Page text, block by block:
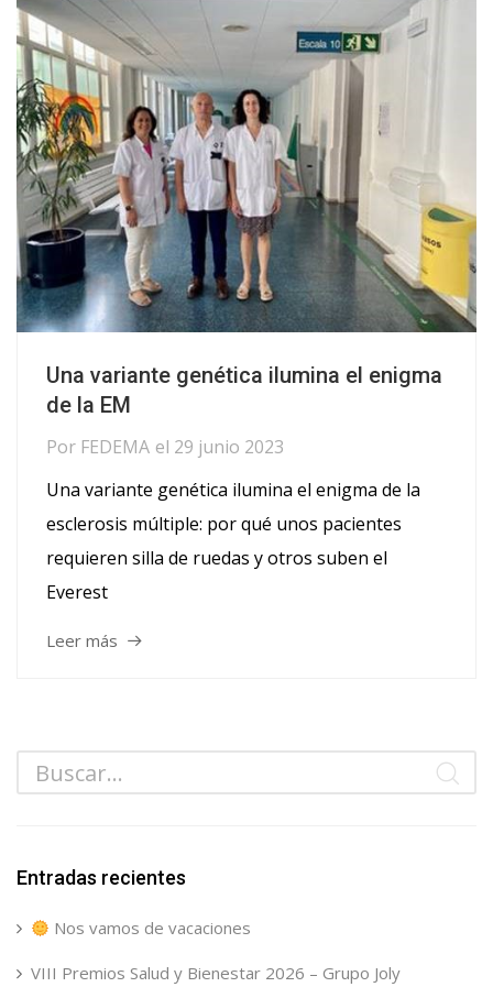
Una variante genética ilumina el enigma
de la EM
Por FEDEMA el 29 junio 2023
Una variante genética ilumina el enigma de la
esclerosis múltiple: por qué unos pacientes
requieren silla de ruedas y otros suben el
Everest
Leer más
Entradas recientes
Nos vamos de vacaciones
VIII Premios Salud y Bienestar 2026 – Grupo Joly